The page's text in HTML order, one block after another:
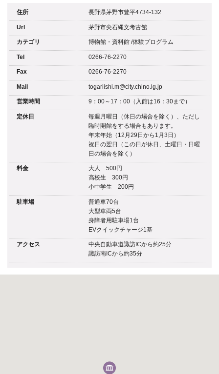
住所 長野県茅野市豊平4734-132
Url 茅野市尖石縄文考古館
カテゴリ 博物館・資料館 /体験プログラム
Tel 0266-76-2270
Fax 0266-76-2270
Mail togariishi.m@city.chino.lg.jp
営業時間 9：00～17：00（入館は16：30まで）
定休日
毎週月曜日（休日の場合を除く）、ただし
臨時開館をする場合もあります。
年末年始（12月29日から1月3日）
祝日の翌日（この日が休日、土曜日・日曜
日の場合を除く）
料金
大人 500円
高校生 300円
小中学生 200円
駐車場
普通車70台
大型車両5台
身障者用駐車場1台
EVクイックチャージ1基
アクセス
中央自動車道諏訪ICから約25分
諏訪南ICから約35分